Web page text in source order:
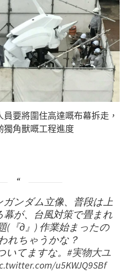
要將圍住高達嘅布幕拆走，
獨角獸嘅工程進度
ンダム立像、普段は上
が、台風対策で畳まれ
(『д』) 作業始まったの
れちゃうかな？
てますな。 #実物大ユ
u5KWJQ9SBf